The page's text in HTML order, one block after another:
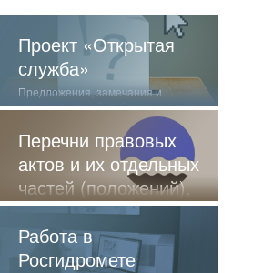
Проект «Открытая
служба»
Предложения, замечания и
отзывы о нашей работе
Перечни правовых
актов и их отдельных
частей (положений),
содержащие
обязательные
требования
Работа в
Росгидромете